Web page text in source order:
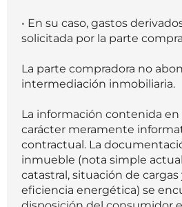
• En su caso, gastos
solicitada por la parte
La parte compradora no
intermediación inmobiliaria.
La información contenida
carácter meramente
contractual. La
inmueble (nota simple
catastral, situación de
eficiencia energética) se